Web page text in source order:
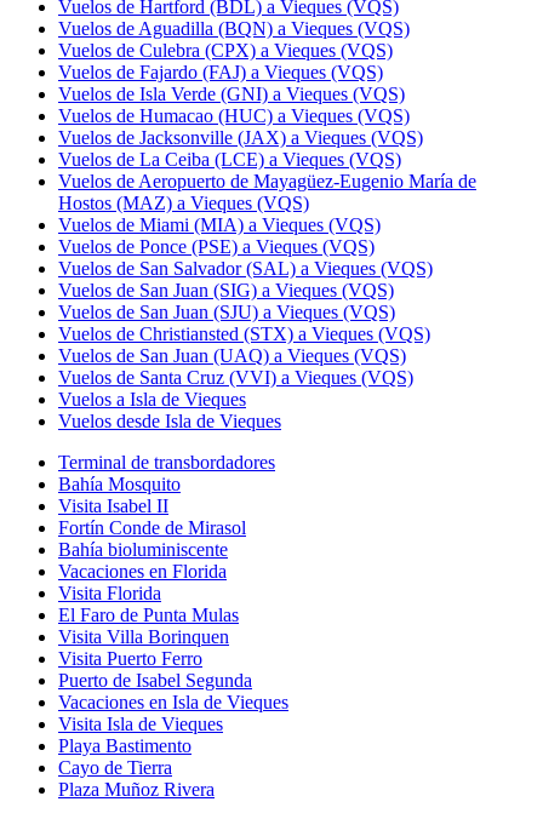
Vuelos de Hartford (BDL) a Vieques (VQS)
Vuelos de Aguadilla (BQN) a Vieques (VQS)
Vuelos de Culebra (CPX) a Vieques (VQS)
Vuelos de Fajardo (FAJ) a Vieques (VQS)
Vuelos de Isla Verde (GNI) a Vieques (VQS)
Vuelos de Humacao (HUC) a Vieques (VQS)
Vuelos de Jacksonville (JAX) a Vieques (VQS)
Vuelos de La Ceiba (LCE) a Vieques (VQS)
Vuelos de Aeropuerto de Mayagüez-Eugenio María de
Hostos (MAZ) a Vieques (VQS)
Vuelos de Miami (MIA) a Vieques (VQS)
Vuelos de Ponce (PSE) a Vieques (VQS)
Vuelos de San Salvador (SAL) a Vieques (VQS)
Vuelos de San Juan (SIG) a Vieques (VQS)
Vuelos de San Juan (SJU) a Vieques (VQS)
Vuelos de Christiansted (STX) a Vieques (VQS)
Vuelos de San Juan (UAQ) a Vieques (VQS)
Vuelos de Santa Cruz (VVI) a Vieques (VQS)
Vuelos a Isla de Vieques
Vuelos desde Isla de Vieques
Terminal de transbordadores
Bahía Mosquito
Visita Isabel II
Fortín Conde de Mirasol
Bahía bioluminiscente
Vacaciones en Florida
Visita Florida
El Faro de Punta Mulas
Visita Villa Borinquen
Visita Puerto Ferro
Puerto de Isabel Segunda
Vacaciones en Isla de Vieques
Visita Isla de Vieques
Playa Bastimento
Cayo de Tierra
Plaza Muñoz Rivera